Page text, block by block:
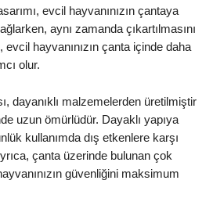
evcil hayvanınızın çantaya
aynı zamanda çıkartılmasını
evcil hayvanınızın çanta içinde daha
olur.
dayanıklı malzemelerden üretilmiştir
uzun ömürlüdür. Dayaklı yapıya
kullanımda dış etkenlere karşı
çanta üzerinde bulunan çok
güvenliğini maksimum